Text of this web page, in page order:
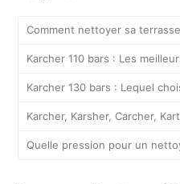
Comment nettoyer sa
Karcher 110 bars : Les
Karcher 130 bars : Lequel
Karcher, Karsher, Carcher,
Quelle pression pour un